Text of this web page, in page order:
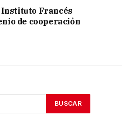
Francés
de cooperación